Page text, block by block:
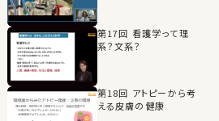
第17回 看護学って理
系？文系？
第18回 アトピーから考
える皮膚の健康